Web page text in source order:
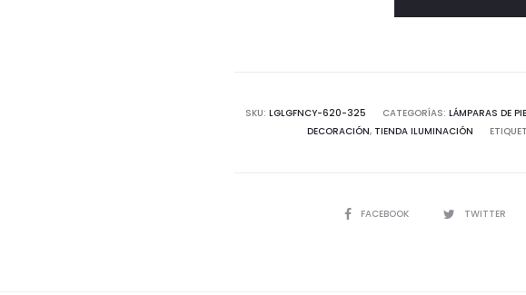
SKU: LGLGFNCY-620-325 CATEGORÍAS: LÁMPARAS DE PIE
DECORACIÓN, TIENDA ILUMINACIÓN
COMPARTIR
FACEBOOK TWITTER